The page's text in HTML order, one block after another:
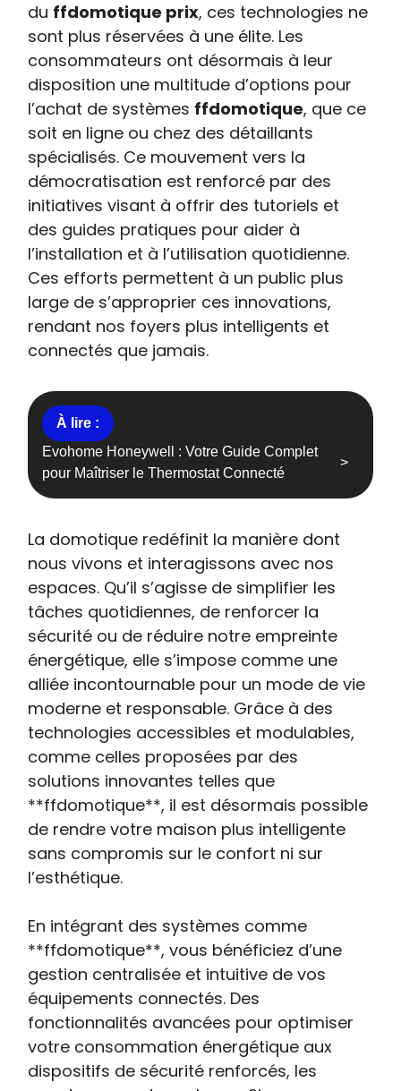
du ffdomotique prix, ces technologies ne
sont plus réservées à une élite. Les
consommateurs ont désormais à leur
disposition une multitude d’options pour
l’achat de systèmes ffdomotique, que ce
soit en ligne ou chez des détaillants
spécialisés. Ce mouvement vers la
démocratisation est renforcé par des
initiatives visant à offrir des tutoriels et
des guides pratiques pour aider à
l’installation et à l’utilisation quotidienne.
Ces efforts permettent à un public plus
large de s’approprier ces innovations,
rendant nos foyers plus intelligents et
connectés que jamais.
Evohome Honeywell : Votre Guide Complet
pour Maîtriser le Thermostat Connecté
La domotique redéfinit la manière dont
nous vivons et interagissons avec nos
espaces. Qu’il s’agisse de simplifier les
tâches quotidiennes, de renforcer la
sécurité ou de réduire notre empreinte
énergétique, elle s’impose comme une
alliée incontournable pour un mode de vie
moderne et responsable. Grâce à des
technologies accessibles et modulables,
comme celles proposées par des
solutions innovantes telles que
**ffdomotique**, il est désormais possible
de rendre votre maison plus intelligente
sans compromis sur le confort ni sur
l’esthétique.
En intégrant des systèmes comme
**ffdomotique**, vous bénéficiez d’une
gestion centralisée et intuitive de vos
équipements connectés. Des
fonctionnalités avancées pour optimiser
votre consommation énergétique aux
dispositifs de sécurité renforcés, les